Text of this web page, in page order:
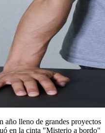
año lleno de grandes proyectos
en la cinta "Misterio a bordo"